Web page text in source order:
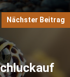
Nächster Beitrag